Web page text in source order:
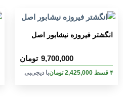
انگشتر فیروزه نیشابور اصل
9,700,000 تومان
۴ قسط 2,425,000 تومانبا دیجی‌پی